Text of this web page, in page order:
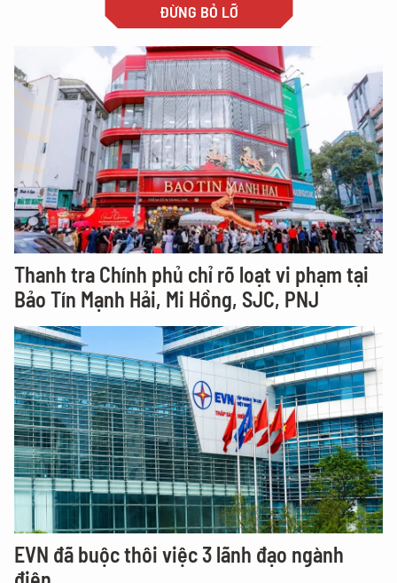
ĐỪNG BỎ LỠ
Thanh tra Chính phủ chỉ rõ loạt vi phạm tại
Bảo Tín Mạnh Hải, Mi Hồng, SJC, PNJ
EVN đã buộc thôi việc 3 lãnh đạo ngành